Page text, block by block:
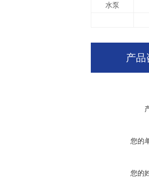
水泵
产品
您的
您的